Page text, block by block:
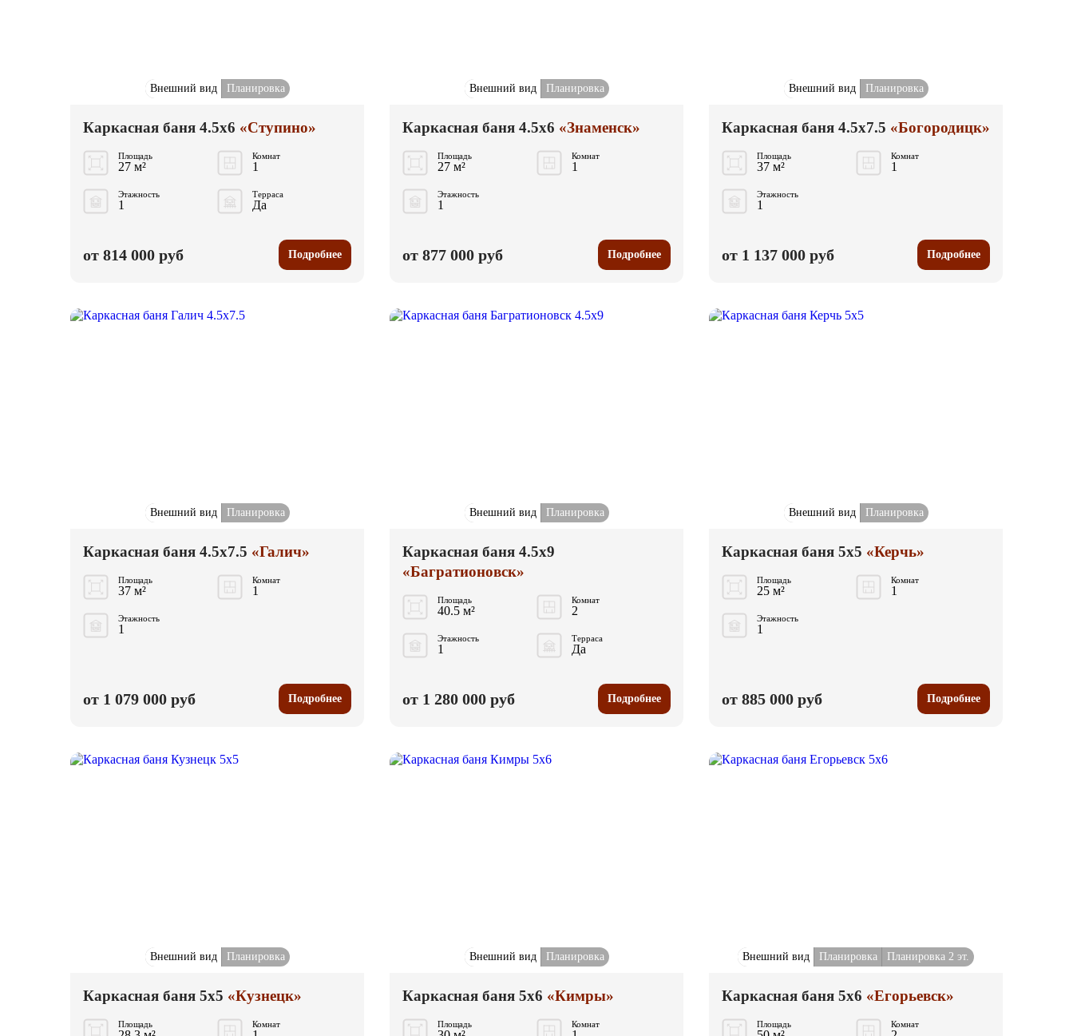
Внешний вид Планировка
Каркасная баня 4.5x6 «Ступино»
Площадь
27 м²
Комнат
1
Этажность
1
Терраса
Да
от 814 000 руб Подробнее
Внешний вид Планировка
Каркасная баня 4.5x6 «Знаменск»
Площадь
27 м²
Комнат
1
Этажность
1
от 877 000 руб Подробнее
Внешний вид Планировка
Каркасная баня 4.5x7.5 «Богородицк»
Площадь
37 м²
Комнат
1
Этажность
1
от 1 137 000 руб Подробнее
Внешний вид Планировка
Каркасная баня 4.5x7.5 «Галич»
Площадь
37 м²
Комнат
1
Этажность
1
от 1 079 000 руб Подробнее
Внешний вид Планировка
Каркасная баня 4.5x9
«Багратионовск»
Площадь
40.5 м²
Комнат
2
Этажность
1
Терраса
Да
от 1 280 000 руб Подробнее
Внешний вид Планировка
Каркасная баня 5x5 «Керчь»
Площадь
25 м²
Комнат
1
Этажность
1
от 885 000 руб Подробнее
Внешний вид Планировка
Каркасная баня 5x5 «Кузнецк»
Площадь Комнат
Внешний вид Планировка
Каркасная баня 5x6 «Кимры»
Площадь Комнат
Внешний вид Планировка Планировка 2 эт.
Каркасная баня 5x6 «Егорьевск»
Площадь Комнат